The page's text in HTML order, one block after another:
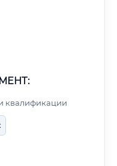
квалификации